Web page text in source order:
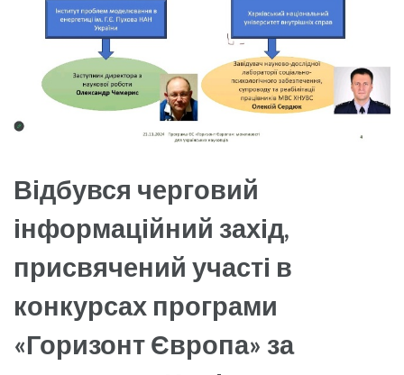
Відбувся черговий
інформаційний захід,
присвячений участі в
конкурсах програми
«Горизонт Європа» за